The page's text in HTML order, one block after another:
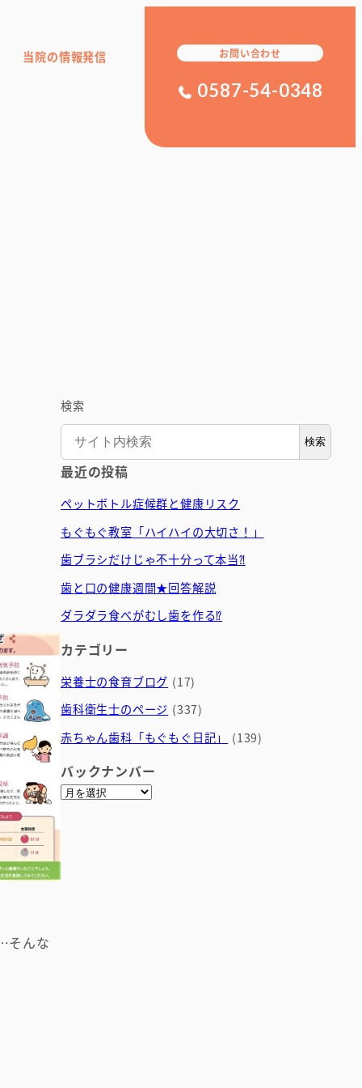
当院の情報発信 お問い合わせ
0587-54-0348
そんな
検索
検索
最近の投稿
ペットボトル症候群と健康リスク
もぐもぐ教室「ハイハイの大切さ！」
歯ブラシだけじゃ不十分って本当⁈
歯と口の健康週間★回答解説
ダラダラ食べがむし歯を作る⁉
カテゴリー
栄養士の食育ブログ (17)
歯科衛生士のページ (337)
赤ちゃん歯科「もぐもぐ日記」
(139)
バックナンバー
ア
カ